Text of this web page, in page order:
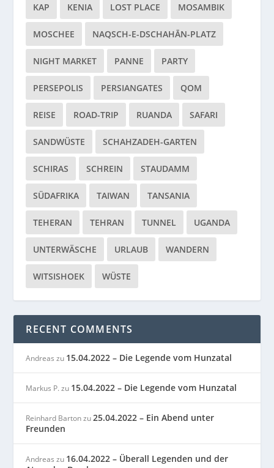
KAP KENIA LOST PLACE MOSAMBIK
MOSCHEE NAQSCH-E-DSCHAHĀN-PLATZ
NIGHT MARKET PANNE PARTY
PERSEPOLIS PERSIANGATES QOM
REISE ROAD-TRIP RUANDA SAFARI
SANDWÜSTE SCHAHZADEH-GARTEN
SCHIRAS SCHREIN STAUDAMM
SÜDAFRIKA TAIWAN TANSANIA
TEHERAN TEHRAN TUNNEL UGANDA
UNTERWÄSCHE URLAUB WANDERN
WITSISHOEK WÜSTE
RECENT COMMENTS
Andreas zu 15.04.2022 – Die Legende vom Hunzatal
Markus P. zu 15.04.2022 – Die Legende vom Hunzatal
Reinhard Bartonzu25.04.2022 – Ein Abend unter
Freunden
Andreas zu 16.04.2022 – Überall Legenden und der